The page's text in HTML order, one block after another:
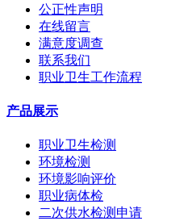
公正性声明
在线留言
满意度调查
联系我们
职业卫生工作流程
产品展示
职业卫生检测
环境检测
环境影响评价
职业病体检
二次供水检测申请